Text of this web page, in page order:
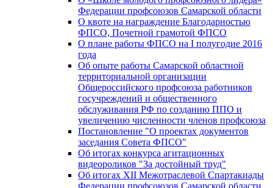
Федерации профсоюзов Самарской области
О квоте на награждение Благодарностью
ФПСО, Почетной грамотой ФПСО
О плане работы ФПСО на I полугодие 2016
года
Об опыте работы Самарской областной
территориальной организации
Общероссийского профсоюза работников
госучреждений и общественного
обслуживания РФ по созданию ППО и
увеличению численности членов профсоюза
Постановление "О проектах документов
заседания Совета ФПСО"
Об итогах конкурса агитационных
видеороликов "За достойный труд"
Об итогах XII Межотраслевой Спартакиады
Федерации профсоюзов Самарской области